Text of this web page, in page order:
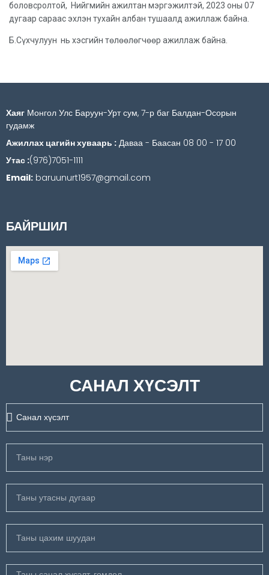
боловсролтой, Нийгмийн ажилтан мэргэжилтэй, 2023 оны 07
дугаар сараас эхлэн тухайн албан тушаалд ажиллаж байна.
Б.Сүхчулуун нь хэсгийн төлөөлөгчөөр ажиллаж байна.
Хаяг Монгол Улс Баруун-Урт сум, 7-р баг Балдан-Осорын
гудамж
Ажиллах цагийн хуваарь : Даваа - Баасан 08 00 - 17 00
Утас :(976)7051-1111
Email: baruunurt1957@gmail.com
БАЙРШИЛ
САНАЛ ХҮСЭЛТ